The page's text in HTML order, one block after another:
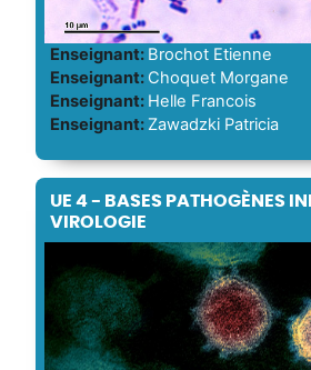
Enseignant: Brochot Etienne
Enseignant: Choquet Morgane
Enseignant: Helle Francois
Enseignant: Zawadzki Patricia
UE 4 - BASES PATHOGÈNES
VIROLOGIE